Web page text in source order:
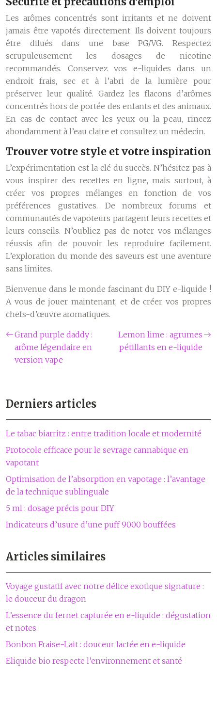
Les arômes concentrés sont irritants et ne doivent
jamais être vapotés directement. Ils doivent toujours
être dilués dans une base PG/VG. Respectez
scrupuleusement les dosages de nicotine
recommandés. Conservez vos e-liquides dans un
endroit frais, sec et à l’abri de la lumière pour
préserver leur qualité. Gardez les flacons d’arômes
concentrés hors de portée des enfants et des animaux.
En cas de contact avec les yeux ou la peau, rincez
abondamment à l’eau claire et consultez un médecin.
Trouver votre style et votre inspiration
L’expérimentation est la clé du succès. N’hésitez pas à
vous inspirer des recettes en ligne, mais surtout, à
créer vos propres mélanges en fonction de vos
préférences gustatives. De nombreux forums et
communautés de vapoteurs partagent leurs recettes et
leurs conseils. N’oubliez pas de noter vos mélanges
réussis afin de pouvoir les reproduire facilement.
L’exploration du monde des saveurs est une aventure
sans limites.
Bienvenue dans le monde fascinant du DIY e-liquide !
A vous de jouer maintenant, et de créer vos propres
chefs-d’œuvre aromatiques.
Grand purple daddy :
arôme légendaire en
version vape
Lemon lime : agrumes
pétillants en e-liquide
Derniers articles
Le tabac biarritz : entre tradition locale et modernité
Protocole efficace pour le sevrage cannabique en
vapotant
Optimisation de l’absorption en vapotage : l’avantage
de la technique sublinguale
5 ml : dosage précis pour DIY
Indicateurs d’usure d’une puff 9000 bouffées
Articles similaires
Voyage gustatif avec notre délice exotique signature :
le douceur du dragon
L’essence du fernet capturée en e-liquide : dégustation
et notes
Bonbon Fraise-Lait : douceur lactée en e-liquide
Eliquide bio respecte l’environnement et santé